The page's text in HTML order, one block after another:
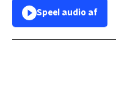
Speel audio af